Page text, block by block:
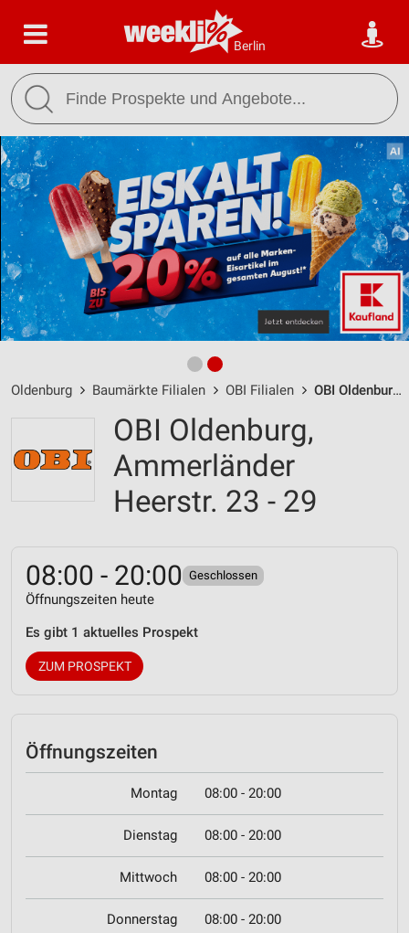
Berlin
Oldenburg Baumärkte Filialen OBI Filialen OBI Oldenburg / Ammerländer Heerstr. 23 - 29 - Öffnungszeiten & Adresse
OBI Oldenburg,
Ammerländer
Heerstr. 23 - 29
08:00 - 20:00 Geschlossen
Öffnungszeiten heute
Es gibt 1 aktuelles Prospekt
ZUM PROSPEKT
Öffnungszeiten
Montag 08:00 - 20:00
Dienstag 08:00 - 20:00
Mittwoch 08:00 - 20:00
Donnerstag 08:00 - 20:00